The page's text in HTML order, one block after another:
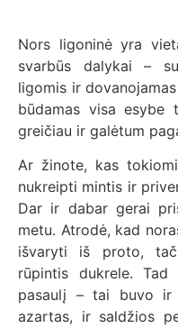
Nors ligoninė yra
svarbūs dalykai –
ligomis ir
būdamas visa
greičiau ir galėtum
Ar žinote, kas
nukreipti mintis ir
Dar ir dabar gerai
metu. Atrodė, kad
išvaryti iš proto,
rūpintis dukrele.
pasaulį – tai buvo ir
azartas, ir saldžios